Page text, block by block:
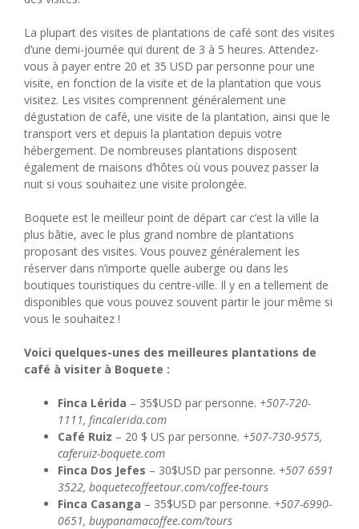
La plupart des visites de plantations de café sont des visites
d’une demi-journée qui durent de 3 à 5 heures. Attendez-
vous à payer entre 20 et 35 USD par personne pour une
visite, en fonction de la visite et de la plantation que vous
visitez. Les visites comprennent généralement une
dégustation de café, une visite de la plantation, ainsi que le
transport vers et depuis la plantation depuis votre
hébergement. De nombreuses plantations disposent
également de maisons d’hôtes où vous pouvez passer la
nuit si vous souhaitez une visite prolongée.
Boquete est le meilleur point de départ car c’est la ville la
plus bâtie, avec le plus grand nombre de plantations
proposant des visites. Vous pouvez généralement les
réserver dans n’importe quelle auberge ou dans les
boutiques touristiques du centre-ville. Il y en a tellement de
disponibles que vous pouvez souvent partir le jour même si
vous le souhaitez !
Voici quelques-unes des meilleures plantations de
café à visiter à Boquete :
Finca Lérida – 35$USD par personne. +507-720-
1111, fincalerida.com
Café Ruiz – 20 $ US par personne. +507-730-9575,
caferuiz-boquete.com
Finca Dos Jefes – 30$USD par personne. +507 6591
3522, boquetecoffeetour.com/coffee-tours
Finca Casanga – 35$USD par personne. +507-6990-
0651, buypanamacoffee.com/tours